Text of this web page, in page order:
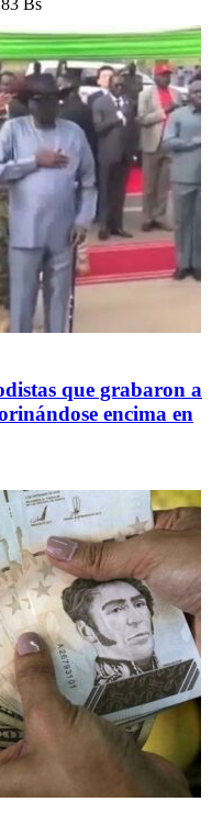
Bs
que grabaron a
encima en